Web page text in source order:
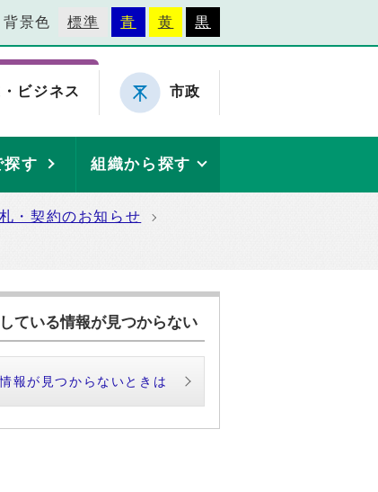
背景色 標準 青 黄 黒
ビジネス 市政
探す 組織から探す
・契約のお知らせ
ている情報が見つからない
情報が見つからないときは